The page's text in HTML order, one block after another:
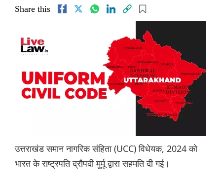
Share this
उत्तराखंड समान नागरिक संहिता (UCC) विधेयक, 2024 को
भारत के राष्ट्रपति द्रौपदी मुर्मू द्वारा सहमति दी गई।